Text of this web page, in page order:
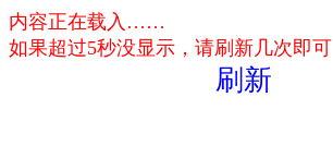
内容正在载入……
如果超过5秒没显示，请刷新几次即可
刷新